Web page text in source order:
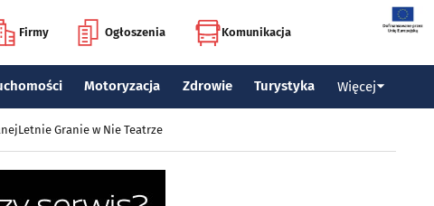
Firmy Ogłoszenia Komunikacja
Motoryzacja Zdrowie Turystyka Więcej
Letnie Granie w Nie Teatrze